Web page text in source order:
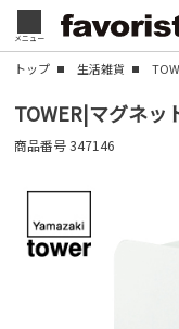
メニュー
トップ 生活雑貨
TOWER|マグネッ
商品番号347146
会社名・ロゴ
ナルデザイン
ド認知度の向